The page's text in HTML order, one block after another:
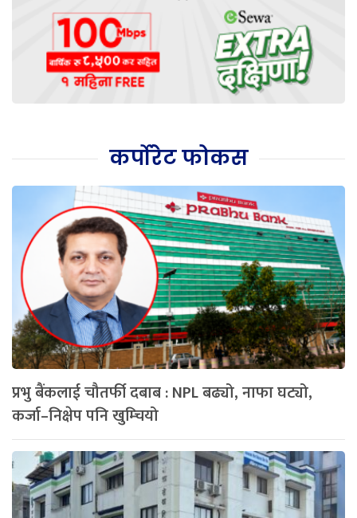
कर्पोरेट फोकस
प्रभु बैंकलाई चौतर्फी दबाब : NPL बढ्यो, नाफा घट्यो,
कर्जा–निक्षेप पनि खुम्चियो